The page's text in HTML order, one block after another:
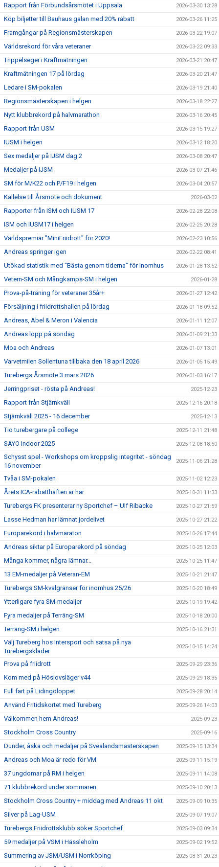
Rapport från Förbundsårsmötet i Uppsala 2026-03-30 13:28
Köp biljetter till Bauhaus galan med 20% rabatt 2026-03-26 11:25
Framgångar på Regionsmästerskapen 2026-03-22 19:07
Världsrekord för våra veteraner 2026-03-22 09:33
Trippelseger i Kraftmätningen 2026-03-21 20:47
Kraftmätningen 17 på lördag 2026-03-20 21:47
Ledare i SM-pokalen 2026-03-19 21:40
Regionsmästerskapen i helgen 2026-03-18 22:27
Nytt klubbrekord på halvmarathon 2026-03-16 20:45
Rapport från USM 2026-03-15 19:27
IUSM i helgen 2026-03-12 18:20
Sex medaljer på IJSM dag 2 2026-03-08 20:47
Medaljer på IJSM 2026-03-07 21:46
SM för M/K22 och P/F19 i helgen 2026-03-04 20:57
Kallelse till Årsmöte och dokument 2026-03-02
Rapporter från ISM och IUSM 17 2026-02-28 22:08
ISM och IUSM17 i helgen 2026-02-25 20:28
Världspremiär "MiniFriidrott" för 2020! 2026-02-23 10:56
Andreas springer igen 2026-02-22 08:41
Utökad statistik med "Bästa genom tiderna" för Inomhus 2026-01-28 13:52
Vetern-SM och Mångkamps-SM i helgen 2026-01-28
Prova-på-träning för veteraner 35år+ 2026-01-27 12:42
Försäljning i friidrottshallen på lördag 2026-01-18 09:52
Andreas, Abel & Meron i Valencia 2026-01-11 12:07
Andreas lopp på söndag 2026-01-09 21:33
Moa och Andreas 2026-01-07 13:01
Varvetmilen Sollentuna tillbaka den 18 april 2026 2026-01-05 15:49
Turebergs Årsmöte 3 mars 2026 2026-01-03 16:17
Jerringpriset - rösta på Andreas! 2025-12-23
Rapport från Stjärnkväll 2025-12-16 20:18
Stjärnkväll 2025 - 16 december 2025-12-13
Tio turebergare på college 2025-12-11 21:48
SAYO Indoor 2025 2025-12-08 18:50
Schysst spel - Workshops om kroppslig integritet - söndag
16 november
2025-11-06 21:28
Tvåa i SM-pokalen 2025-11-02 12:23
Årets ICA-rabatthäften är här 2025-10-31 11:33
Turebergs FK presenterar ny Sportchef – Ulf Ribacke 2025-10-27 21:59
Lasse Hedman har lämnat jordelivet 2025-10-27 21:22
Europarekord i halvmaraton 2025-10-26 17:44
Andreas siktar på Europarekord på söndag 2025-10-25 12:03
Många kommer, några lämnar... 2025-10-25 11:47
13 EM-medaljer på Veteran-EM 2025-10-21 21:47
Turebergs SM-kvalgränser för inomhus 25/26 2025-10-20 18:49
Ytterligare fyra SM-medaljer 2025-10-19 19:42
Fyra medaljer på Terräng-SM 2025-10-18 20:00
Terräng-SM i helgen 2025-10-16 21:31
Välj Tureberg hos Intersport och satsa på nya
Turebergskläder
2025-10-15 14:24
Prova på friidrott 2025-09-29 23:36
Kom med på Höslovsläger v44 2025-09-29 18:35
Full fart på Lidingöloppet 2025-09-28 20:14
Använd Fritidskortet med Tureberg 2025-09-26 14:03
Välkommen hem Andreas! 2025-09-23
Stockholm Cross Country 2025-09-16
Dunder, åska och medaljer på Svealandsmästerskapen 2025-09-15 13:34
Andreas och Moa är redo för VM 2025-09-11 15:19
37 ungdomar på RM i helgen 2025-09-11 14:08
71 klubbrekord under sommaren 2025-09-10 20:13
Stockholm Cross Country + middag med Andreas 11 okt 2025-09-09 10:35
Silver på Lag-USM 2025-09-07 19:07
Turebergs Friidrottsklubb söker Sportchef 2025-09-03 09:34
59 medaljer på VSM i Hässleholm 2025-09-02 19:52
Summering av JSM/USM i Norrköping 2025-08-31 20:23